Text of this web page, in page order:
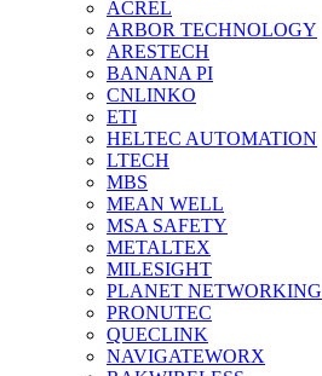
ACREL
ARBOR TECHNOLOGY
ARESTECH
BANANA PI
CNLINKO
ETI
HELTEC AUTOMATION
LTECH
MBS
MEAN WELL
MSA SAFETY
METALTEX
MILESIGHT
PLANET NETWORKING
PRONUTEC
QUECLINK
NAVIGATEWORX